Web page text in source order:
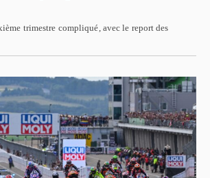
trimestre compliqué, avec le report des